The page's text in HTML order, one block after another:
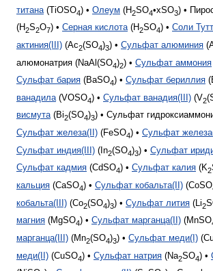
титана (TiOSO4) • Олеум (H2SO4•xSO3) •
(H2S2O7) • Серная кислота(H2SO4) • Соли
актиния(III) (Ac2(SO4)3) • Сульфат алюминия
алюмонатрия (NaAl(SO4)2) • Сульфат аммония
Сульфат бария (BaSO4) • Сульфат бериллия
ванадила (VOSO4) • Сульфат ванадия(III) (V2
висмута(Bi2(SO4)3) • Сульфат
Сульфат железа(II) (FeSO4) • Сульфат
Сульфат индия(III) (In2(SO4)3) • Сульфат
Сульфат кадмия (CdSO4) • Сульфат калия (K2
кальция (CaSO4) • Сульфат кобальта(II) (CoSO
кобальта(III) (Co2(SO4)3) • Сульфат лития (Li2
магния (MgSO4) • Сульфат марганца(II) (MnSO
марганца(III) (Mn2(SO4)3) • Сульфат меди(I)
меди(II) (CuSO4) • Сульфат натрия (Na2SO4) •